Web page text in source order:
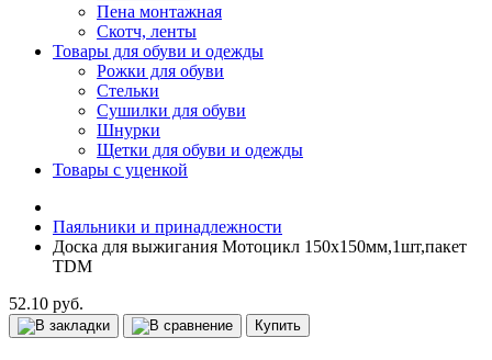
Пена монтажная
Скотч, ленты
Товары для обуви и одежды
Рожки для обуви
Стельки
Сушилки для обуви
Шнурки
Щетки для обуви и одежды
Товары с уценкой
Паяльники и принадлежности
Доска для выжигания Мотоцикл 150х150мм,1шт,пакет
TDM
52.10 руб.
Купить